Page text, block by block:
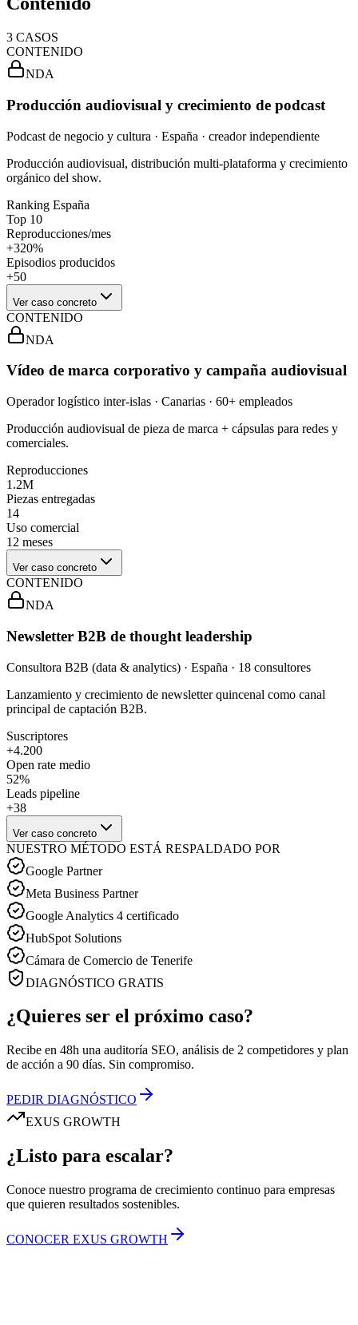
3 CASOS
CONTENIDO
NDA
Producción audiovisual y crecimiento de podcast
Podcast de negocio y cultura · España · creador independiente
Producción audiovisual, distribución multi-plataforma y crecimiento
orgánico del show.
Ranking España
Top 10
Reproducciones/mes
+320%
Episodios producidos
+50
Ver caso concreto
CONTENIDO
NDA
Vídeo de marca corporativo y campaña audiovisual
Operador logístico inter-islas · Canarias · 60+ empleados
Producción audiovisual de pieza de marca + cápsulas para redes y
comerciales.
Reproducciones
1.2M
Piezas entregadas
14
Uso comercial
12 meses
Ver caso concreto
CONTENIDO
NDA
Newsletter B2B de thought leadership
Consultora B2B (data & analytics) · España · 18 consultores
Lanzamiento y crecimiento de newsletter quincenal como canal
principal de captación B2B.
Suscriptores
+4.200
Open rate medio
52%
Leads pipeline
+38
Ver caso concreto
NUESTRO MÉTODO ESTÁ RESPALDADO POR
Google Partner
Meta Business Partner
Google Analytics 4 certificado
HubSpot Solutions
Cámara de Comercio de Tenerife
DIAGNÓSTICO GRATIS
¿Quieres ser el próximo caso?
Recibe en 48h una auditoría SEO, análisis de 2 competidores y plan
de acción a 90 días. Sin compromiso.
PEDIR DIAGNÓSTICO
EXUS GROWTH
¿Listo para escalar?
Conoce nuestro programa de crecimiento continuo para empresas
que quieren resultados sostenibles.
CONOCER EXUS GROWTH